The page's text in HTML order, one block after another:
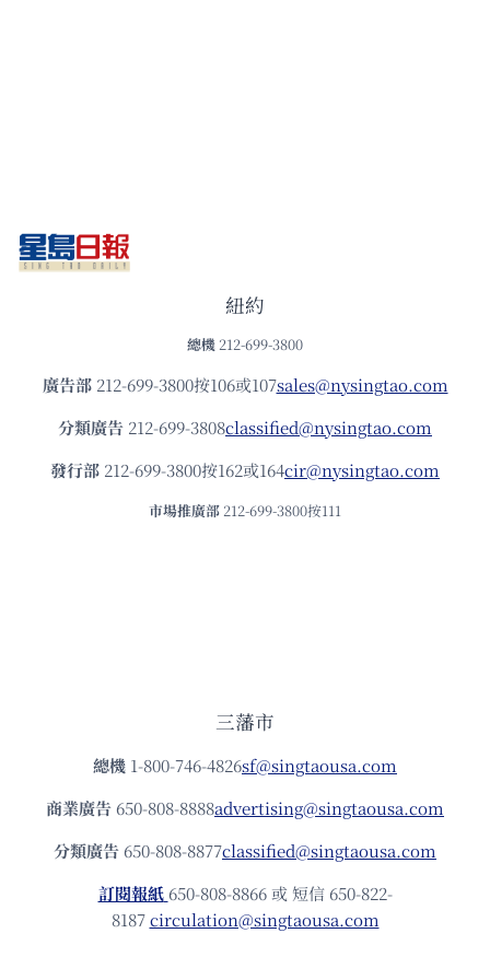
紐約
總機 212-699-3800
廣告部212-699-3800按106或107sales@nysingtao.com
分類廣告 212-699-3808classified@nysingtao.com
發⾏部 212-699-3800按162或164cir@nysingtao.com
市場推廣部 212-699-3800按111
三藩市
總機 1-800-746-4826sf@singtaousa.com
商業廣告 650-808-8888advertising@singtaousa.com
分類廣告 650-808-8877classified@singtaousa.com
訂閱報紙 650-808-8866 或 短信 650-822-
8187circulation@singtaousa.com